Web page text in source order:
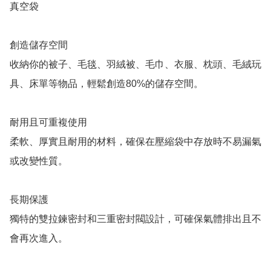
真空袋
創造儲存空間
收納你的被子、毛毯、羽絨被、毛巾、衣服、枕頭、毛絨玩
具、床單等物品，輕鬆創造80%的儲存空間。
耐用且可重複使用
柔軟、厚實且耐用的材料，確保在壓縮袋中存放時不易漏氣
或改變性質。
長期保護
獨特的雙拉鍊密封和三重密封閥設計，可確保氣體排出且不
會再次進入。